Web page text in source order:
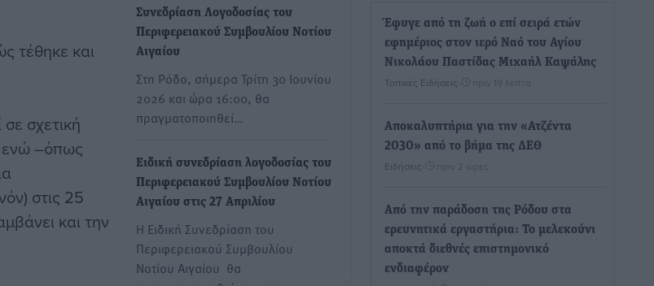
τέθηκε και
σχετική
ενώ –όπως
στις 25
και την
Συνεδρίαση Λογοδοσίας του
Περιφερειακού Συμβουλίου Νοτίου
Αιγαίου
Στη Ρόδο, σήμερα Τρίτη 30 Ιουνίου
2026 και ώρα 16:00, θα
πραγματοποιηθεί…
Ειδική συνεδρίαση λογοδοσίας του
Περιφερειακού Συμβουλίου Νοτίου
Αιγαίου στις 27 Απριλίου
H Ειδική Συνεδρίαση του
Περιφερειακού Συμβουλίου
Νοτίου Αιγαίου θα
Έφυγε από τη ζωή ο επί σειρά ετών
εφημέριος στον ιερό Ναό του Αγίου
Νικολάου Παστίδας Μιχαήλ Καψάλης
Τοπικές Ειδήσεις πριν 19 λεπτά
Αποκαλυπτήρια για την «Ατζέντα
2030» από το βήμα της ΔΕΘ
Ειδήσεις πριν 2 ώρες
Από την παράδοση της Ρόδου στα
ερευνητικά εργαστήρια: Το μελεκούνι
αποκτά διεθνές επιστημονικό
ενδιαφέρον